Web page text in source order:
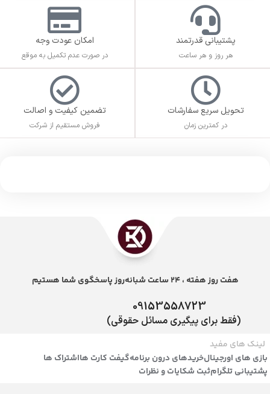
پشتیبانی قدرتمند
هر روز و هر ساعت
امکان عودت وجه
در صورت عدم تکمیل به موقع
تحویل سریع سفارشات
در کمترین زمان
تضمین کیفیت و اصالت
فروش مستقیم از شرکت
هفت روز هفته ، 24 ساعت شبانه‌روز پاسخگوی شما هستیم
09153558723
(فقط برای پیگیری مسائل حقوقی)
لینک های مفید
بازی های اورجینالخریدهای درون برنامهگیفت کارت هااشتراک ها
پشتیبانی تلگرامثبت شکایات و نظرات